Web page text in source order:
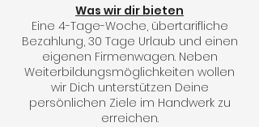
Was wir dir bieten
Eine 4-Tage-Woche, übertarifliche
Bezahlung, 30 Tage Urlaub und einen
eigenen Firmenwagen. Neben
Weiterbildungsmöglichkeiten wollen
wir Dich unterstützen Deine
persönlichen Ziele im Handwerk zu
erreichen.